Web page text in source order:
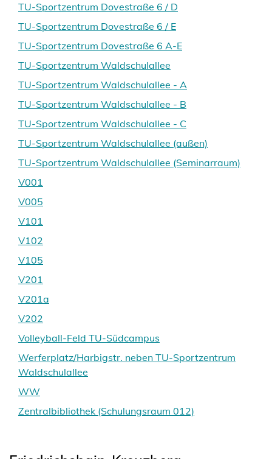
TU-Sportzentrum Dovestraße 6 / D
TU-Sportzentrum Dovestraße 6 / E
TU-Sportzentrum Dovestraße 6 A-E
TU-Sportzentrum Waldschulallee
TU-Sportzentrum Waldschulallee - A
TU-Sportzentrum Waldschulallee - B
TU-Sportzentrum Waldschulallee - C
TU-Sportzentrum Waldschulallee (außen)
TU-Sportzentrum Waldschulallee (Seminarraum)
V001
V005
V101
V102
V105
V201
V201a
V202
Volleyball-Feld TU-Südcampus
Werferplatz/Harbigstr. neben TU-Sportzentrum
Waldschulallee
WW
Zentralbibliothek (Schulungsraum 012)